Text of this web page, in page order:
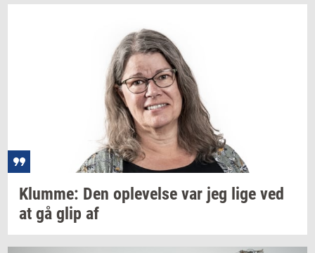
Klum­me: Den op­le­vel­se var jeg lige ved
at gå glip af